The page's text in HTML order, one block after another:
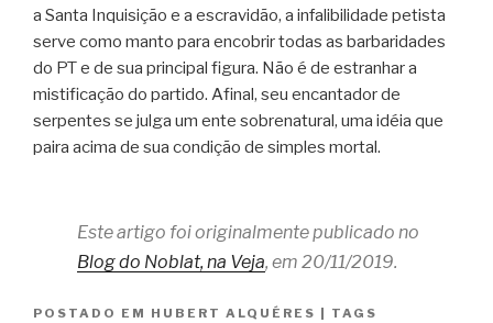
a Santa Inquisição e a escravidão, a infalibilidade petista
serve como manto para encobrir todas as barbaridades
do PT e de sua principal figura. Não é de estranhar a
mistificação do partido. Afinal, seu encantador de
serpentes se julga um ente sobrenatural, uma idéia que
paira acima de sua condição de simples mortal.
Este artigo foi originalmente publicado no
Blog do Noblat, na Veja, em 20/11/2019.
POSTADO EM HUBERT ALQUÉRES
TAGS